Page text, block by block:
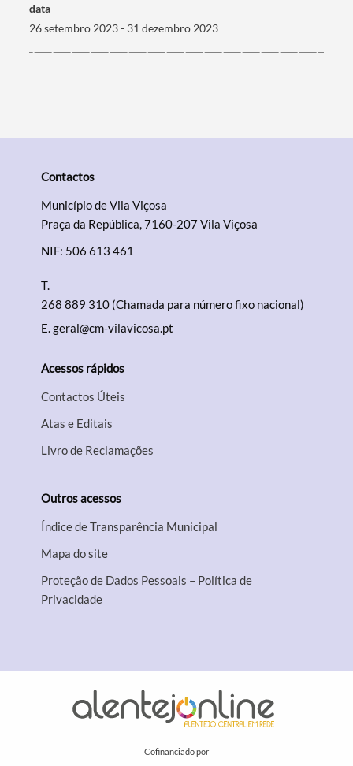
Filtros
data
26 setembro 2023 - 31 dezembro 2023
Contactos
Município de Vila Viçosa
Praça da República, 7160-207 Vila Viçosa
NIF: 506 613 461
T.
268 889 310 (Chamada para número fixo nacional)
E.geral@cm-vilavicosa.pt
Acessos rápidos
Contactos Úteis
Atas e Editais
Livro de Reclamações
Outros acessos
Índice de Transparência Municipal
Mapa do site
Proteção de Dados Pessoais – Política de
Privacidade
Cofinanciado por